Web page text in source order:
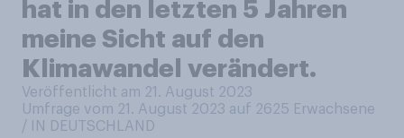
hat in den letzten 5 Jahren
meine Sicht auf den
Klimawandel verändert.
Veröffentlicht am 21. August 2023
Umfrage vom 21. August 2023 auf 2625 Erwachsene
/ IN DEUTSCHLAND